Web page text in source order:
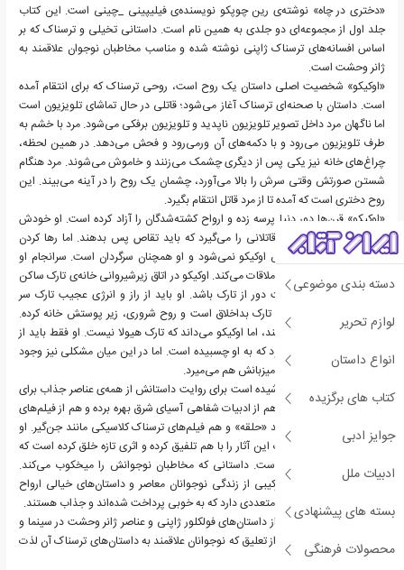
دسته بندی موضوعی
لوازم تحریر
انواع داستان
کتاب های برگزیده
جوایز ادبی
ادبیات ملل
بسته های پیشنهادی
محصولات فرهنگی
«دختری در چاه» نوشته‌ی رین چوپکو نویسنده‌ی فیلیپینی _چینی است. این کتاب
جلد اول از مجموعه‌ای دو جلدی به همین نام است. داستانی تخیلی و ترسناک که بر
اساس افسانه‌های ترسناک ژاپنی نوشته شده و مناسب مخاطبان نوجوان علاقمند به
ژانر وحشت است.
«اوکیکو» شخصیت اصلی داستان یک روح است، روحی ترسناک که برای انتقام آمده
است. داستان با صحنه‌ای ترسناک آغاز می‌شود؛ قاتلی در حال تماشای تلویزیون است
اما ناگهان مرد داخل تصویر تلویزیون ناپدید و تلویزیون برفکی می‌شود. مرد با خشم به
طرف تلویزیون می‌رود و با دکمه‌های آن ورمی‌رود و فحش می‌دهد. در همین لحظه،
چراغ‌های خانه نیز یکی پس از دیگری چشمک می‌زنند و خاموش می‌شوند. مرد هنگام
شستن صورتش وقتی سرش را بالا می‌آورد، چشمان یک روح را در آینه می‌بیند. این
روح دختری است که آمده تا از مرد قاتل انتقام بگیرد.
«اوکیکو» قرن‌ها دور دنیا پرسه زده و ارواح کشته‌شدگان را آزاد کرده است. او خودش
قربانی است و حالا جان قاتلانی را می‌گیرد که باید تقاص پس بدهند. اما رها کردن
ارواح بی‌گناه باعث آرامش اوکیکو نمی‌شود و او همچنان سرگردان است. سرانجام او
نوجوانی به نام «تارک» را ملاقات می‌کند. اوکیکو در اتاق زیرشیروانی خانه‌ی تارک ساکن
می‌شود، چون قادر نیست دور از تارک باشد. او باید از راز و انرژی عجیب تارک سر
دربیاورد و نجاتش بدهد. تارک بداخلاق است و روح شروری، زیر پوستش خانه کرده.
همسایه‌ها از تارک می‌ترسند، اما اوکیکو می‌داند که تارک هیولا نیست. او فقط باید از
شر روح بدخواهی‌ رها شود که به او چسبیده است. اما در این میان مشکلی نیز وجود
دارد، اگر روح شرور بمیرد، میزبانش هم می‌میرد.
نویسنده در این کتاب کوشیده است برای روایت داستانش از همه‌ی عناصر جذاب برای
نوجوانان استفاده کند. او هم از ادبیات شفاهی آسیای شرق بهره برده و هم از فیلم‌های
ترسناک معاصر ژاپنی مانند «حلقه» و هم فیلم‌های ترسناک کلاسیکی مانند جن‌گیر. او
جنبه‌های جذاب و ترسناک این آثار را با هم تلفیق کرده و اثری تازه خلق کرده است که
سرشاز از تعلیق و ترس است. داستانی که مخاطبان نوجوانش را میخکوب می‌کند.
معمای ترسناک داستان ترکیبی از زندگی نوجوانان معاصر و داستان‌های خیالی ارواح
است. رمان شخصیت‌های متعددی دارد که به خوبی پرداخت شده‌اند و جذاب هستند.
«دختری در چاه» تلفیقی از داستان‌های فولکلور ژاپنی و عناصر ژانر وحشت در سینما و
ادبیات است. داستانی پر از تعلیق که نوجوانان علاقمند به داستان‌های ترسناک آن لذت
می‌برند.